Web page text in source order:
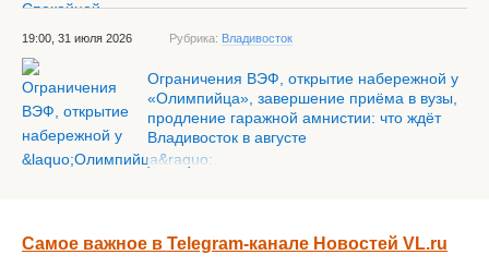
19:00, 31 июля 2026 Рубрика: Владивосток
Ограничения ВЭФ, открытие набережной у
«Олимпийца», завершение приёма в вузы,
продление гаражной амнистии: что ждёт
Владивосток в августе
Самое важное в Telegram-канале Новостей VL.ru